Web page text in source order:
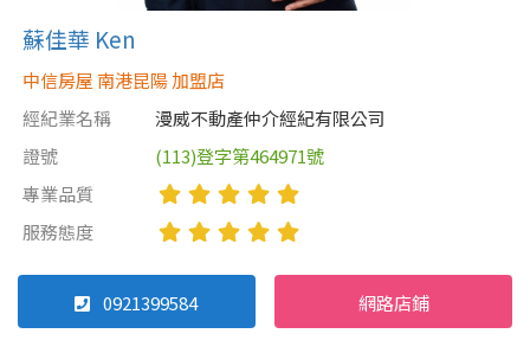
蘇佳華 Ken
中信房屋 南港昆陽 加盟店
經紀業名稱
漫威不動產仲介經紀有限公司
證號
(113)登字第464971號
專業品質
服務態度
0921399584 網路店鋪